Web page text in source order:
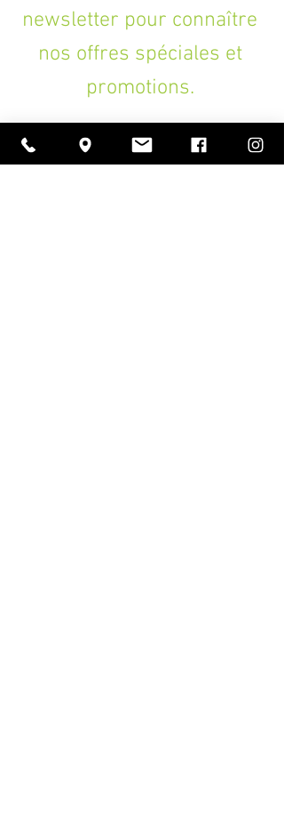
newsletter pour connaître
nos offres spéciales et
promotions.
>